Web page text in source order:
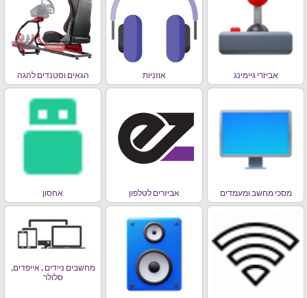
אביזרי גיימינג אוזניות הגאים וסטנדים להגה
מסכי מחשב ומעמדים אביזרים לטלפון אחסון
מחשבים ניידים , אייפדים,
סלולר